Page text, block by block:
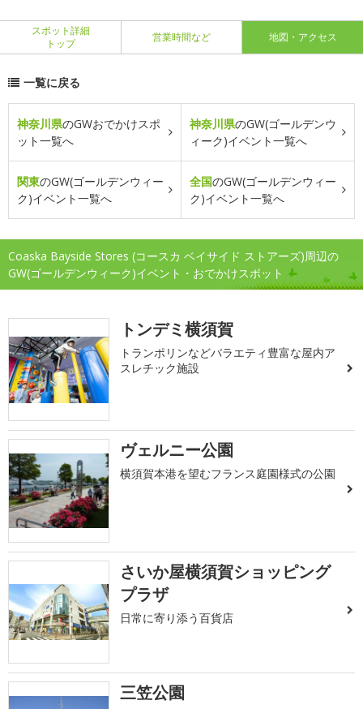
スポット詳細
トップ
営業時間など 地図・アクセス
一覧に戻る
神奈川県のGWおでかけスポ
ット一覧へ
神奈川県のGW(ゴールデンウ
ィーク)イベント一覧へ
関東のGW(ゴールデンウィー
ク)イベント一覧へ
全国のGW(ゴールデンウィー
ク)イベント一覧へ
Coaska Bayside Stores (コースカ ベイサイド ストアーズ)周辺の
GW(ゴールデンウィーク)イベント・おでかけスポット
トンデミ横須賀
トランポリンなどバラエティ豊富な屋内ア
スレチック施設
ヴェルニー公園
横須賀本港を望むフランス庭園様式の公園
さいか屋横須賀ショッピング
プラザ
日常に寄り添う百貨店
三笠公園